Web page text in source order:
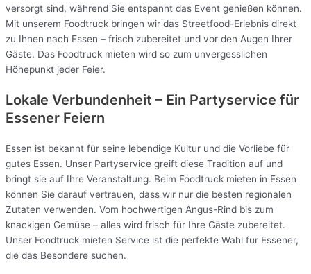
versorgt sind, während Sie entspannt das Event genießen können.
Mit unserem Foodtruck bringen wir das Streetfood-Erlebnis direkt
zu Ihnen nach Essen – frisch zubereitet und vor den Augen Ihrer
Gäste. Das Foodtruck mieten wird so zum unvergesslichen
Höhepunkt jeder Feier.
Lokale Verbundenheit – Ein Partyservice für
Essener Feiern
Essen ist bekannt für seine lebendige Kultur und die Vorliebe für
gutes Essen. Unser Partyservice greift diese Tradition auf und
bringt sie auf Ihre Veranstaltung. Beim Foodtruck mieten in Essen
können Sie darauf vertrauen, dass wir nur die besten regionalen
Zutaten verwenden. Vom hochwertigen Angus-Rind bis zum
knackigen Gemüse – alles wird frisch für Ihre Gäste zubereitet.
Unser Foodtruck mieten Service ist die perfekte Wahl für Essener,
die das Besondere suchen.